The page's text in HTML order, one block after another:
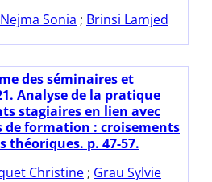
Sonia ; Brinsi Lamjed
des séminaires et
Analyse de la pratique
stagiaires en lien avec
de formation : croisements
théoriques. p. 47-57.
Christine ; Grau Sylvie